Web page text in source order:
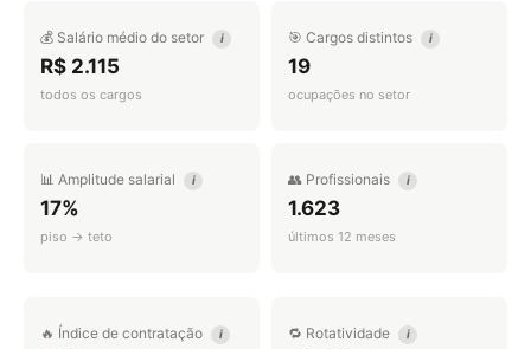
💰 Salário médio do setor i
R$ 2.115
todos os cargos
🎯 Cargos distintos i
19
ocupações no setor
📊 Amplitude salarial i
17%
piso → teto
👥 Profissionais i
1.623
últimos 12 meses
🔥 Índice de contratação i 🔁 Rotatividade i